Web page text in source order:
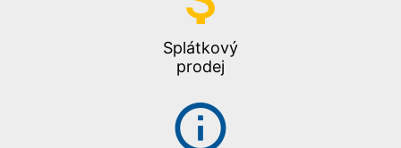
Splátkový
prodej